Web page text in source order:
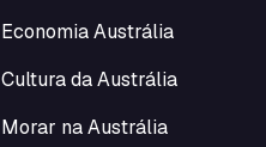
Economia Austrália
Cultura da Austrália
Morar na Austrália